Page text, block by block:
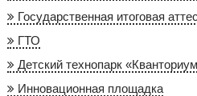
Государственная итоговая
ГТО
Детский технопарк
Инновационная площадка